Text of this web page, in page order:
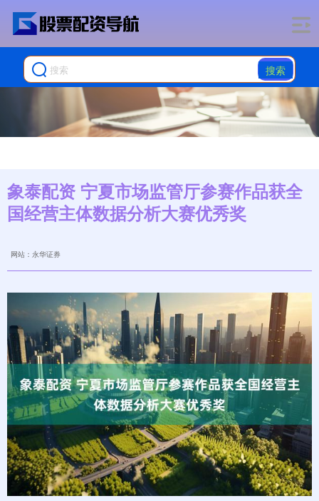
搜索
象泰配资 宁夏市场监管厅参赛作品获全
国经营主体数据分析大赛优秀奖
网站：永华证券